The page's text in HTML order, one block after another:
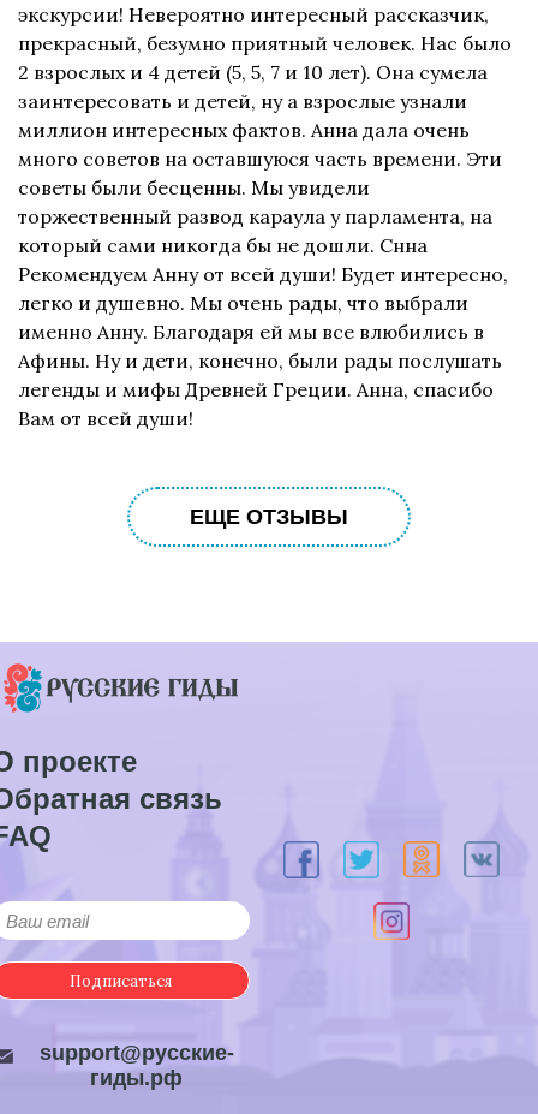
экскурсии! Невероятно интересный рассказчик,
прекрасный, безумно приятный человек. Нас было
2 взрослых и 4 детей (5, 5, 7 и 10 лет). Она сумела
заинтересовать и детей, ну а взрослые узнали
миллион интересных фактов. Анна дала очень
много советов на оставшуюся часть времени. Эти
советы были бесценны. Мы увидели
торжественный развод караула у парламента, на
который сами никогда бы не дошли. Снна
Рекомендуем Анну от всей души! Будет интересно,
легко и душевно. Мы очень рады, что выбрали
именно Анну. Благодаря ей мы все влюбились в
Афины. Ну и дети, конечно, были рады послушать
легенды и мифы Древней Греции. Анна, спасибо
Вам от всей души!
ЕЩЕ ОТЗЫВЫ
проекте
связь
Подписаться
support@русские-
гиды.рф